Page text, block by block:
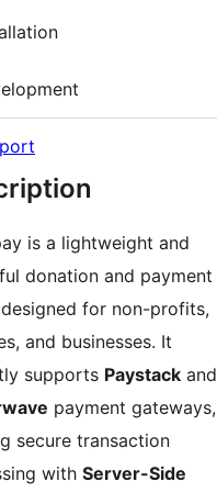
is a lightweight and
donation and payment
for non-profits,
and businesses. It
supports Paystack and
payment gateways,
secure transaction
with Server-Side